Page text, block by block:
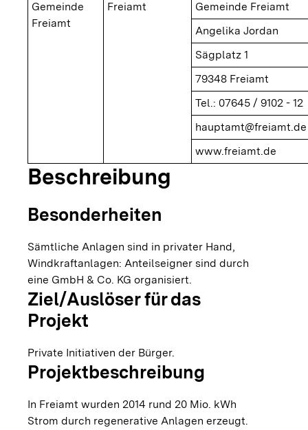
Gemeinde
Freiamt
Freiamt
Gemeinde Freiamt
Angelika Jordan
Sägplatz 1
79348 Freiamt
Tel.: 07645 / 9102 - 12
hauptamt@freiamt.de
www.freiamt.de
Beschreibung
Besonderheiten
Sämtliche Anlagen sind in privater Hand,
Windkraftanlagen: Anteilseigner sind durch
eine GmbH & Co. KG organisiert.
Ziel/Auslöser für das
Projekt
Private Initiativen der Bürger.
Projektbeschreibung
In Freiamt wurden 2014 rund 20 Mio. kWh
Strom durch regenerative Anlagen erzeugt.